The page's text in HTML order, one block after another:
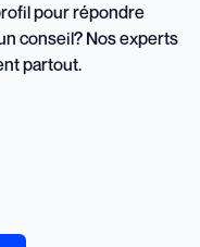
pour répondre
conseil? Nos experts
partout.